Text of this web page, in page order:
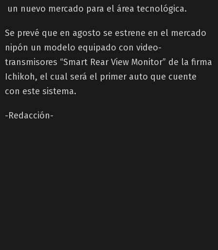
un nuevo mercado para el área tecnológica.
Se prevé que en agosto se estrene en el mercado
nipón un modelo equipado con video-
transmisores “Smart Rear View Monitor” de la firma
Ichikoh, el cual será el primer auto que cuente
con este sistema.
-Redacción-